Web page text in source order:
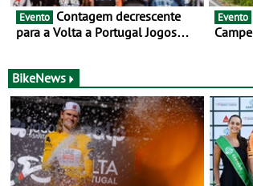
Evento
para a Volta a Portugal Jogos
Evento
BikeNews